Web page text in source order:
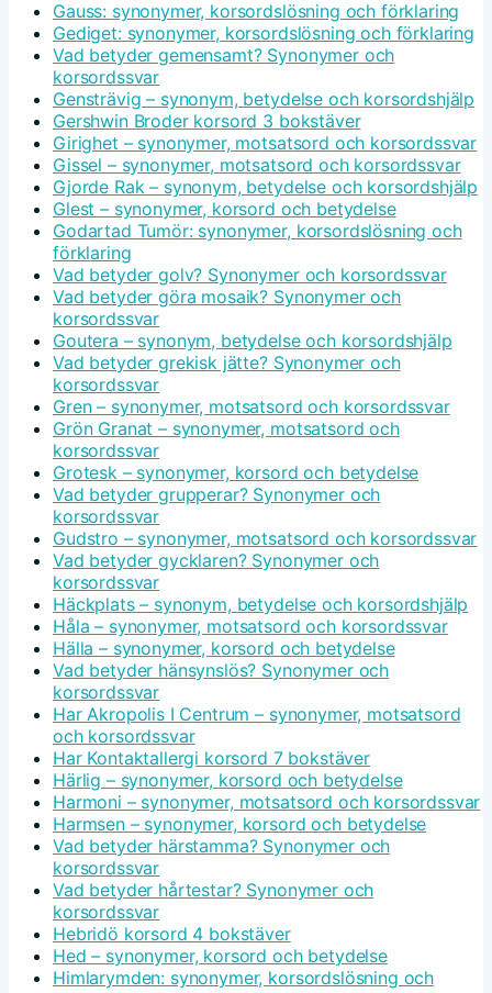
Gauss: synonymer, korsordslösning och förklaring
Gediget: synonymer, korsordslösning och förklaring
Vad betyder gemensamt? Synonymer och
korsordssvar
Gensträvig – synonym, betydelse och korsordshjälp
Gershwin Broder korsord 3 bokstäver
Girighet – synonymer, motsatsord och korsordssvar
Gissel – synonymer, motsatsord och korsordssvar
Gjorde Rak – synonym, betydelse och korsordshjälp
Glest – synonymer, korsord och betydelse
Godartad Tumör: synonymer, korsordslösning och
förklaring
Vad betyder golv? Synonymer och korsordssvar
Vad betyder göra mosaik? Synonymer och
korsordssvar
Goutera – synonym, betydelse och korsordshjälp
Vad betyder grekisk jätte? Synonymer och
korsordssvar
Gren – synonymer, motsatsord och korsordssvar
Grön Granat – synonymer, motsatsord och
korsordssvar
Grotesk – synonymer, korsord och betydelse
Vad betyder grupperar? Synonymer och
korsordssvar
Gudstro – synonymer, motsatsord och korsordssvar
Vad betyder gycklaren? Synonymer och
korsordssvar
Häckplats – synonym, betydelse och korsordshjälp
Håla – synonymer, motsatsord och korsordssvar
Hälla – synonymer, korsord och betydelse
Vad betyder hänsynslös? Synonymer och
korsordssvar
Har Akropolis I Centrum – synonymer, motsatsord
och korsordssvar
Har Kontaktallergi korsord 7 bokstäver
Härlig – synonymer, korsord och betydelse
Harmoni – synonymer, motsatsord och korsordssvar
Harmsen – synonymer, korsord och betydelse
Vad betyder härstamma? Synonymer och
korsordssvar
Vad betyder hårtestar? Synonymer och
korsordssvar
Hebridö korsord 4 bokstäver
Hed – synonymer, korsord och betydelse
Himlarymden: synonymer, korsordslösning och